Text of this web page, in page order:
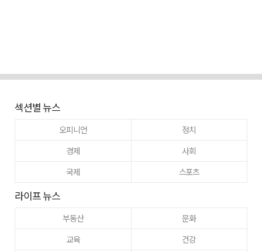
섹션별 뉴스
오피니언
정치
경제
사회
국제
스포츠
라이프 뉴스
부동산
문화
교육
건강